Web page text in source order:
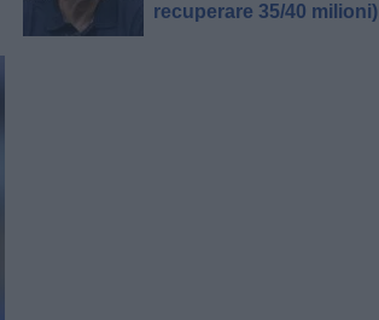
recuperare 35/40 milioni)